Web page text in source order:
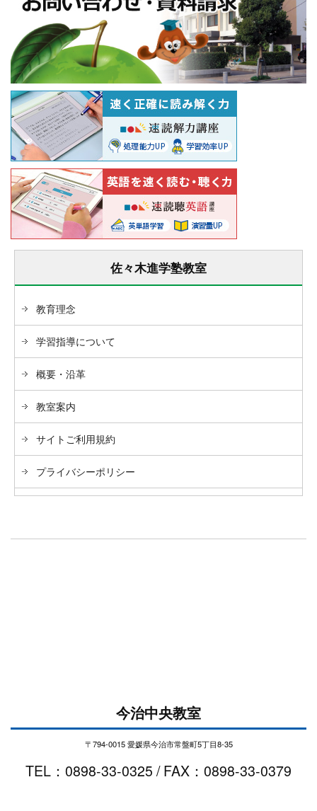
佐々木進学塾教室
教育理念
学習指導について
概要・沿革
教室案内
サイトご利用規約
プライバシーポリシー
今治中央教室
〒794-0015 愛媛県今治市常盤町5丁目8-35
TEL：0898-33-0325 / FAX：0898-33-0379